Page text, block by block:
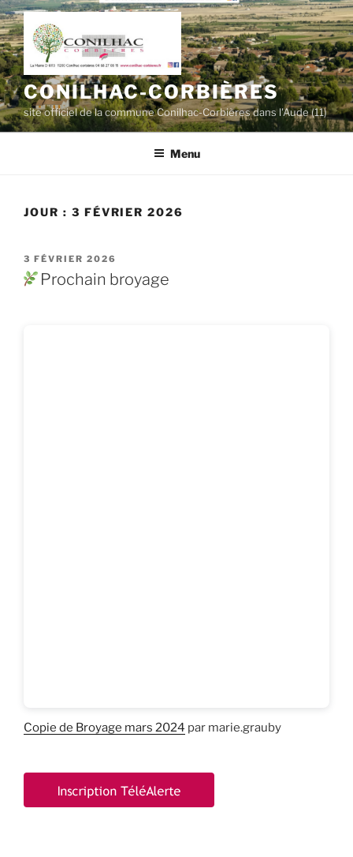
Aller
au
contenu
principal
CONILHAC-CORBIÈRES
site officiel de la commune Conilhac-Corbières dans l'Aude (11)
Menu
JOUR : 3 FÉVRIER 2026
PUBLIÉ
LE
3 FÉVRIER 2026
Prochain broyage
Copie de Broyage mars 2024 par marie.grauby